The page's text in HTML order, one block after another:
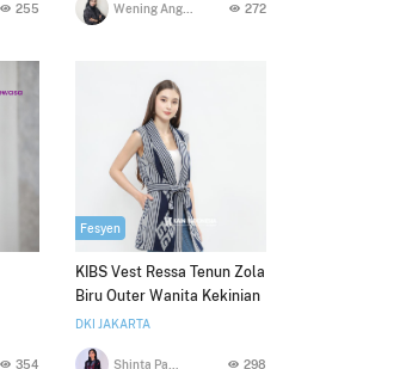
255 272
354
Fesyen
KIBS Vest Ressa Tenun Zola
Biru Outer Wanita Kekinian
DKI JAKARTA
298